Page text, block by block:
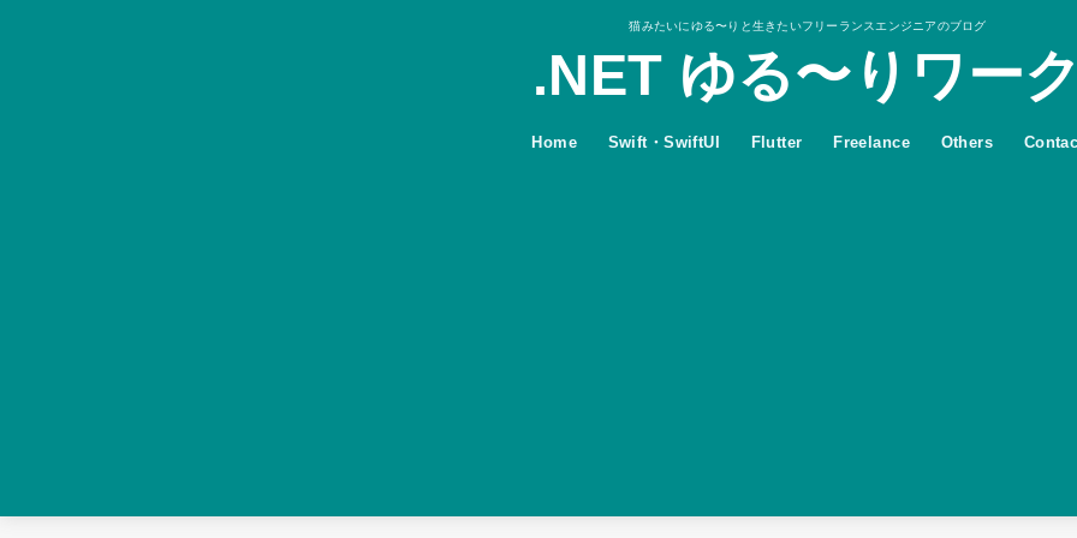
猫みたいにゆる〜りと生きたいフリーランスエンジニアのブログ
.NET ゆる〜りワーク
Home Swift・SwiftUI Flutter Freelance Others